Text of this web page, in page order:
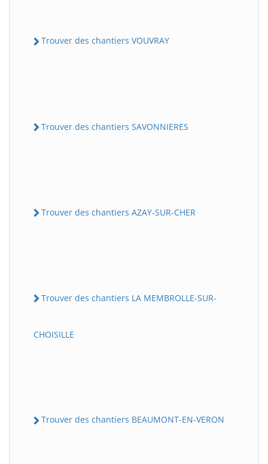
Trouver des chantiers VOUVRAY
Trouver des chantiers SAVONNIERES
Trouver des chantiers AZAY-SUR-CHER
Trouver des chantiers LA MEMBROLLE-SUR-
CHOISILLE
Trouver des chantiers BEAUMONT-EN-VERON